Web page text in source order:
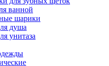
ванной
шарики
душа
унитаза